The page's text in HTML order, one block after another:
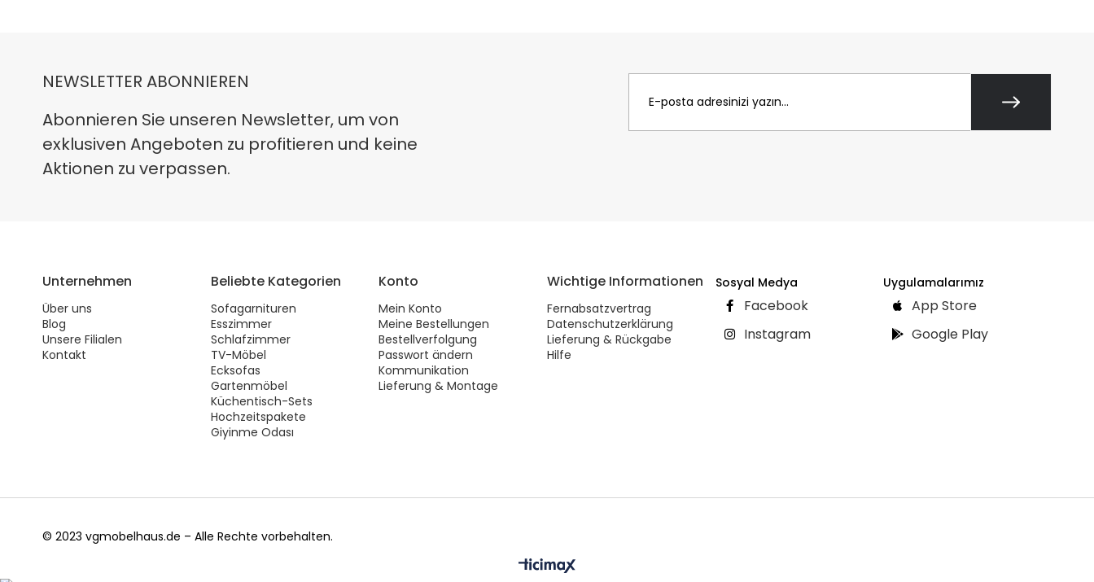
NEWSLETTER ABONNIEREN
Abonnieren Sie unseren Newsletter, um von
exklusiven Angeboten zu profitieren und keine
Aktionen zu verpassen.
Unternehmen
Über uns
Blog
Unsere Filialen
Kontakt
Beliebte Kategorien
Sofagarnituren
Esszimmer
Schlafzimmer
TV-Möbel
Ecksofas
Gartenmöbel
Küchentisch-Sets
Hochzeitspakete
Giyinme Odası
Konto
Mein Konto
Meine Bestellungen
Bestellverfolgung
Passwort ändern
Kommunikation
Lieferung & Montage
Wichtige Informationen
Fernabsatzvertrag
Datenschutzerklärung
Lieferung & Rückgabe
Hilfe
Sosyal Medya
Facebook
Instagram
Uygulamalarımız
App Store
Google Play
© 2023 vgmobelhaus.de – Alle Rechte vorbehalten.